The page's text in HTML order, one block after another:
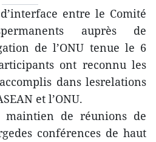
entre le Comité
auprès de
de l’ONU tenue le 6
ont reconnu les
dans lesrelations
et l’ONU.
de réunions de
conférences de haut